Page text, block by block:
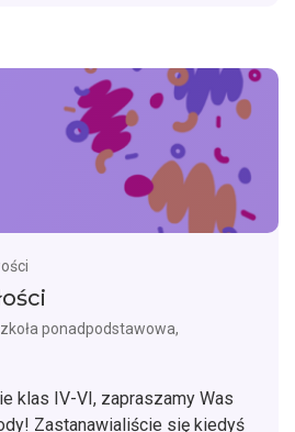
ponadpodstawowa,
klas IV-VI, zapraszamy Was
Zastanawialiście się kiedyś